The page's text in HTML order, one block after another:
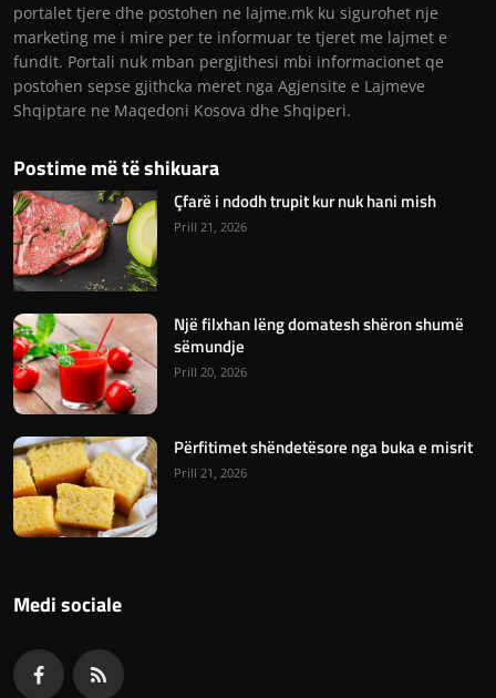
portalet tjere dhe postohen ne lajme.mk ku sigurohet nje
marketing me i mire per te informuar te tjeret me lajmet e
fundit. Portali nuk mban pergjithesi mbi informacionet qe
postohen sepse gjithcka meret nga Agjensite e Lajmeve
Shqiptare ne Maqedoni Kosova dhe Shqiperi.
Postime më të shikuara
Çfarë i ndodh trupit kur nuk hani mish
Prill 21, 2026
Një filxhan lëng domatesh shëron shumë
sëmundje
Prill 20, 2026
Përfitimet shëndetësore nga buka e misrit
Prill 21, 2026
Medi sociale